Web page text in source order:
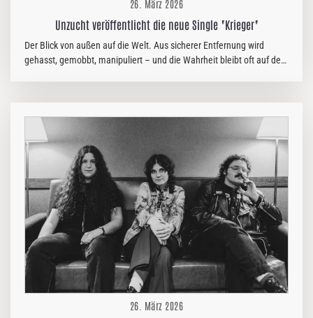
26. März 2026
Unzucht veröffentlicht die neue Single "Krieger"
Der Blick von außen auf die Welt. Aus sicherer Entfernung wird
gehasst, gemobbt, manipuliert – und die Wahrheit bleibt oft auf der
Hatespeech, Ragebait und Fake News die ungefiltert ins Netz
unserer Zeit geblasen werden, ohne Rücksicht auf Herz und Seele.
Zerstörung ist einfach unser Gebet. Da kann einen manchmal nur
Musik retten, das Abtauchen in eine andere und durchweg
ehrlichere Welt, die dich noch nie enttäuscht oder allein gelassen
hat. Mit…
26. März 2026